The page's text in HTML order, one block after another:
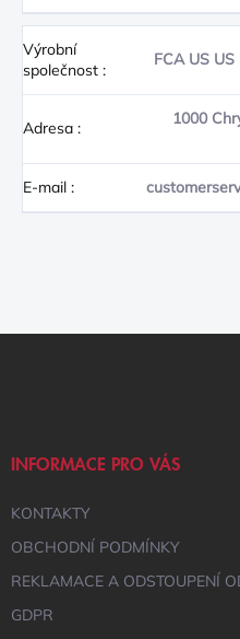
Výrobní
společnost :
FCA US
Adresa :
1000
E-mail :
INFORMACE PRO VÁS
KONTAKTY
OBCHODNÍ PODMÍNKY
REKLAMACE A ODSTOUPENÍ
GDPR